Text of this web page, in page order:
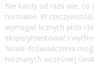
Nie każdy od razu wie,
normalne. W
wymagać licznych prób i
eksperymentować i
Nowe doświadczenia
nieznanych wcześniej